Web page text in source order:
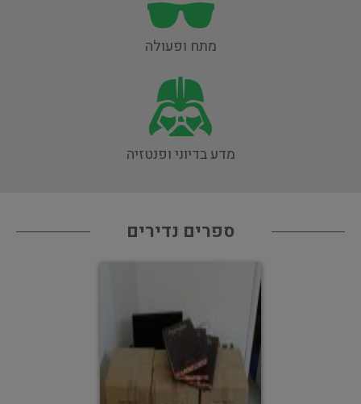
מתח ופעולה
מדע בדיוני ופנטזיה
ספרים נדירים